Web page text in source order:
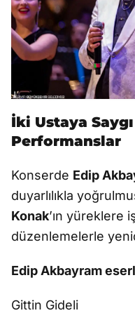
İki Ustaya
Performanslar
Konserde Edip
duyarlılıkla
Konak’ın yüreklere
düzenlemelerle
Edip Akbayram
Gittin Gideli